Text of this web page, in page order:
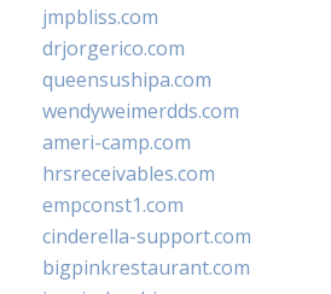
jmpbliss.com
drjorgerico.com
queensushipa.com
wendyweimerdds.com
ameri-camp.com
hrsreceivables.com
empconst1.com
cinderella-support.com
bigpinkrestaurant.com